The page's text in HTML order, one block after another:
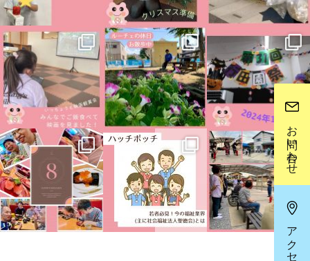
お問い合わせ
アクセス